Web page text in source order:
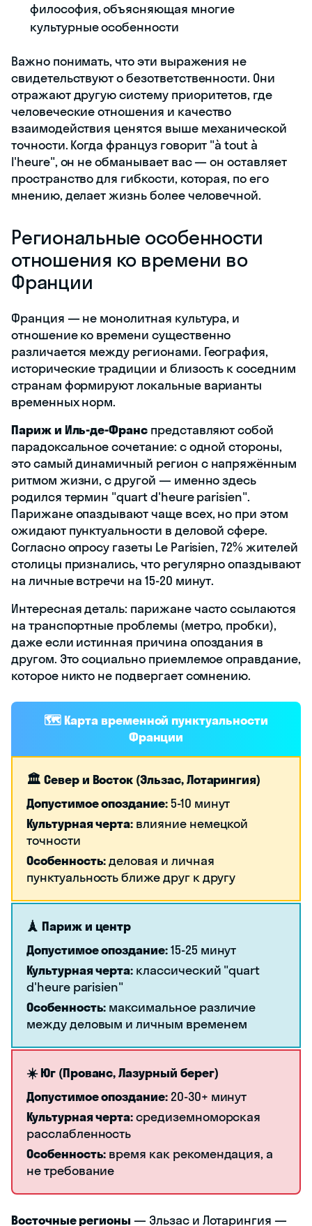
философия, объясняющая многие
культурные особенности
Важно понимать, что эти выражения не
свидетельствуют о безответственности. Они
отражают другую систему приоритетов, где
человеческие отношения и качество
взаимодействия ценятся выше механической
точности. Когда француз говорит "à tout à
l'heure", он не обманывает вас — он оставляет
пространство для гибкости, которая, по его
мнению, делает жизнь более человечной.
Региональные особенности
отношения ко времени во
Франции
Франция — не монолитная культура, и
отношение ко времени существенно
различается между регионами. География,
исторические традиции и близость к соседним
странам формируют локальные варианты
временных норм.
Париж и Иль-де-Франс представляют собой
парадоксальное сочетание: с одной стороны,
это самый динамичный регион с напряжённым
ритмом жизни, с другой — именно здесь
родился термин "quart d'heure parisien".
Парижане опаздывают чаще всех, но при этом
ожидают пунктуальности в деловой сфере.
Согласно опросу газеты Le Parisien, 72% жителей
столицы признались, что регулярно опаздывают
на личные встречи на 15-20 минут.
Интересная деталь: парижане часто ссылаются
на транспортные проблемы (метро, пробки),
даже если истинная причина опоздания в
другом. Это социально приемлемое оправдание,
которое никто не подвергает сомнению.
🗺️ Карта временной пунктуальности
Франции
🏛️ Север и Восток (Эльзас, Лотарингия)
Допустимое опоздание:5-10 минут
Культурная черта: влияние немецкой
точности
Особенность:деловая и личная
пунктуальность ближе друг к другу
🗼 Париж и центр
Допустимое опоздание:15-25 минут
Культурная черта: классический "quart
d'heure parisien"
Особенность: максимальное различие
между деловым и личным временем
☀️ Юг (Прованс, Лазурный берег)
Допустимое опоздание:20-30+ минут
Культурная черта:средиземноморская
расслабленность
Особенность: время как рекомендация, а
не требование
Восточные регионы — Эльзас и Лотарингия —